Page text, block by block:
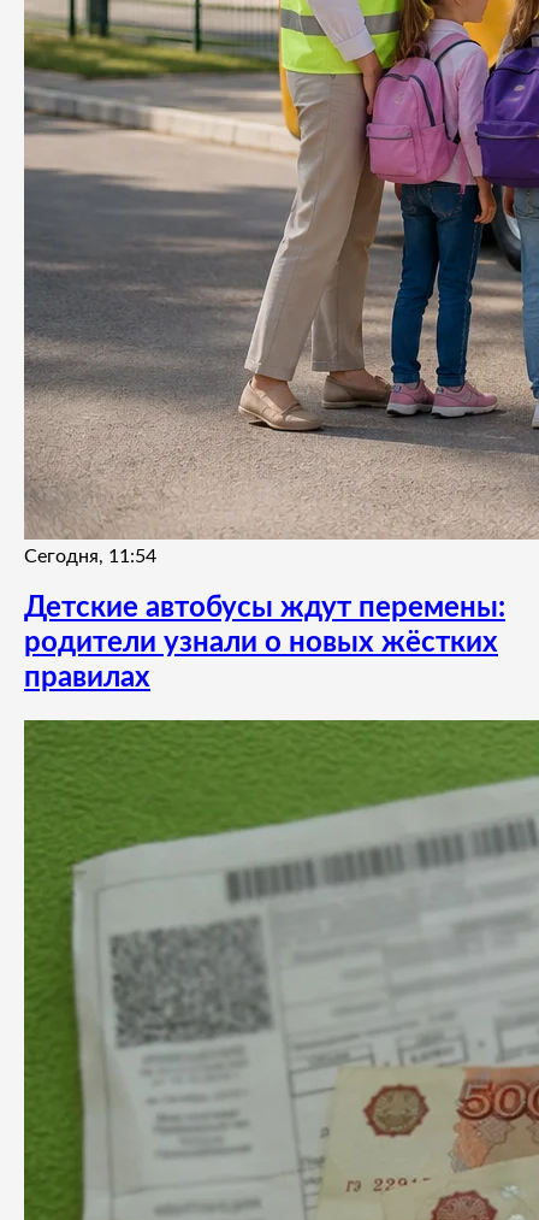
Сегодня, 11:54
Детские автобусы ждут перемены:
родители узнали о новых жёстких
правилах